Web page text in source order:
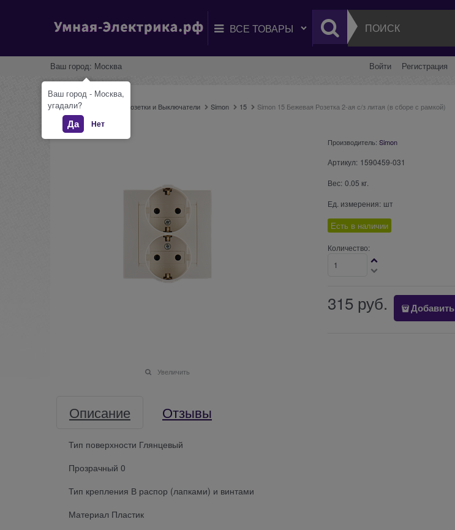
Ваш город: Москва Войти Регистрация
Главная Розетки и Выключатели Simon 15 Simon 15 Бежевая Розетка 2-ая с/з литая (в сборе с рамкой)
Увеличить
Производитель: Simon
Артикул: 1590459-031
Вес: 0.05 кг.
Ед. измерения: шт
Есть в наличии
Количество:
315 руб. Добавить
Описание Отзывы
Тип поверхности Глянцевый
Прозрачный 0
Тип крепления В распор (лапками) и винтами
Материал Пластик
Ваш город - Москва,
угадали?
Да Нет